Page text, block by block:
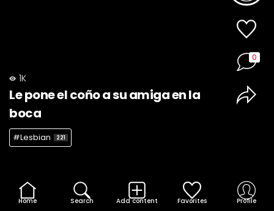
1K
Le pone el coño a su amiga en la
boca
#Lesbian 221
0
Home Search Add content Favorites Profile